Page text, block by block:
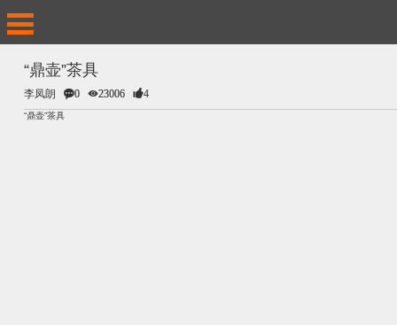
“鼎壶”茶具
李凤朗 0 23006 4
“鼎壶”茶具